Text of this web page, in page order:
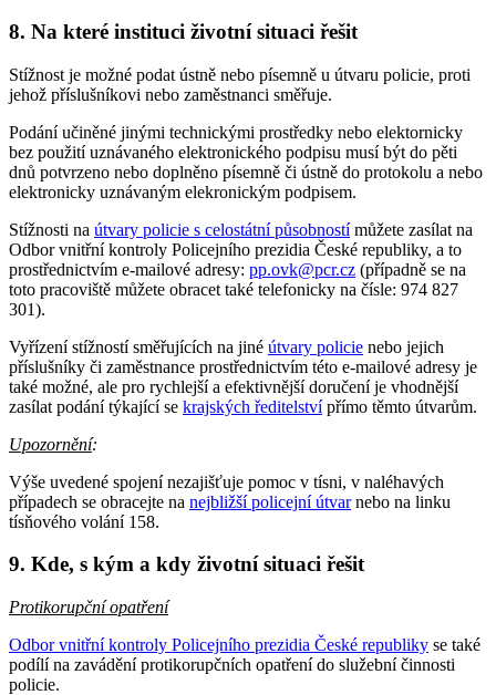
8. Na které instituci životní situaci řešit
Stížnost je možné podat ústně nebo písemně u útvaru policie, proti
jehož příslušníkovi nebo zaměstnanci směřuje.
Podání učiněné jinými technickými prostředky nebo elektornicky
bez použití uznávaného elektronického podpisu musí být do pěti
dnů potvrzeno nebo doplněno písemně či ústně do protokolu a nebo
elektronicky uznávaným elekronickým podpisem.
Stížnosti na útvary policie s celostátní působnostímůžete zasílat na
Odbor vnitřní kontroly Policejního prezidia České republiky, a to
prostřednictvím e-mailové adresy: pp.ovk@pcr.cz (případně se na
toto pracoviště můžete obracet také telefonicky na čísle: 974 827
301).
Vyřízení stížností směřujících na jiné útvary policie nebo jejich
příslušníky či zaměstnance prostřednictvím této e-mailové adresy je
také možné, ale pro rychlejší a efektivnější doručení je vhodnější
zasílat podání týkající se krajských ředitelstvípřímo těmto útvarům.
Upozornění:
Výše uvedené spojení nezajišťuje pomoc v tísni, v naléhavých
případech se obracejte na nejbližší policejní útvarnebo na linku
tísňového volání 158.
9. Kde, s kým a kdy životní situaci řešit
Protikorupční opatření
Odbor vnitřní kontroly Policejního prezidia České republiky se také
podílí na zavádění protikorupčních opatření do služební činnosti
policie.